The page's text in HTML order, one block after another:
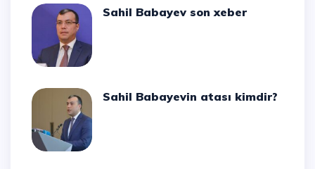
Sahil Babayev son xeber
Sahil Babayevin atası kimdir?